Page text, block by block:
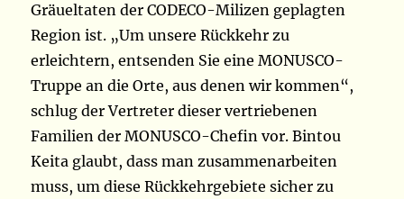
Gräueltaten der CODECO-Milizen geplagten
Region ist. „Um unsere Rückkehr zu
erleichtern, entsenden Sie eine MONUSCO-
Truppe an die Orte, aus denen wir kommen“,
schlug der Vertreter dieser vertriebenen
Familien der MONUSCO-Chefin vor. Bintou
Keita glaubt, dass man zusammenarbeiten
muss, um diese Rückkehrgebiete sicher zu